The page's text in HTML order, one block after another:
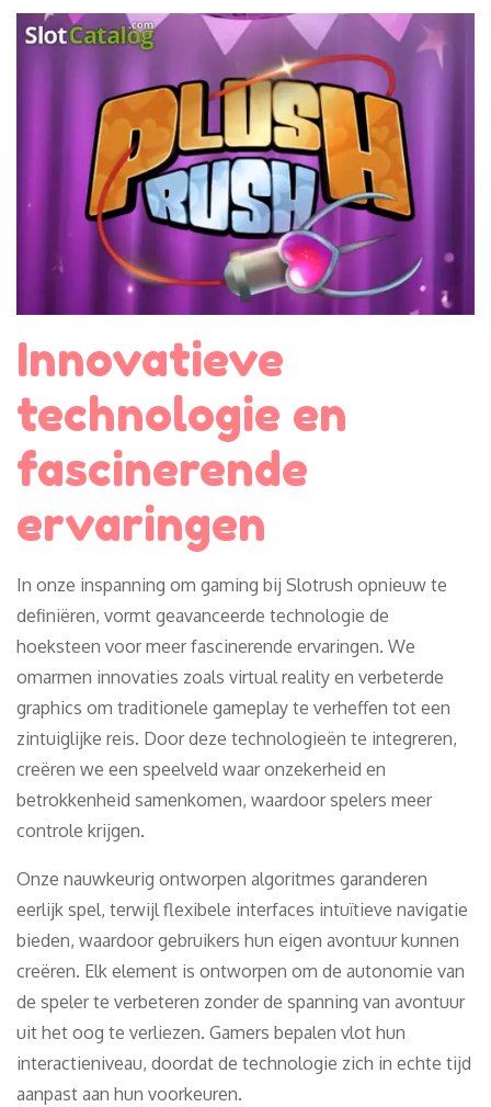
Innovatieve
technologie en
fascinerende
ervaringen
In onze inspanning om gaming bij Slotrush opnieuw te
definiëren, vormt geavanceerde technologie de
hoeksteen voor meer fascinerende ervaringen. We
omarmen innovaties zoals virtual reality en verbeterde
graphics om traditionele gameplay te verheffen tot een
zintuiglijke reis. Door deze technologieën te integreren,
creëren we een speelveld waar onzekerheid en
betrokkenheid samenkomen, waardoor spelers meer
controle krijgen.
Onze nauwkeurig ontworpen algoritmes garanderen
eerlijk spel, terwijl flexibele interfaces intuïtieve navigatie
bieden, waardoor gebruikers hun eigen avontuur kunnen
creëren. Elk element is ontworpen om de autonomie van
de speler te verbeteren zonder de spanning van avontuur
uit het oog te verliezen. Gamers bepalen vlot hun
interactieniveau, doordat de technologie zich in echte tijd
aanpast aan hun voorkeuren.